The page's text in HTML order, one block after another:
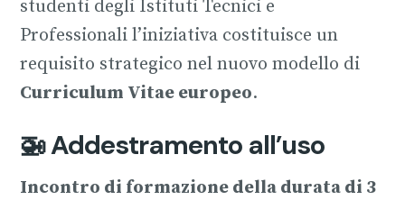
studenti degli Istituti Tecnici e
Professionali l’iniziativa costituisce un
requisito strategico nel nuovo modello di
Curriculum Vitae europeo.
🚁 Addestramento all’uso
Incontro di formazione della durata di 3